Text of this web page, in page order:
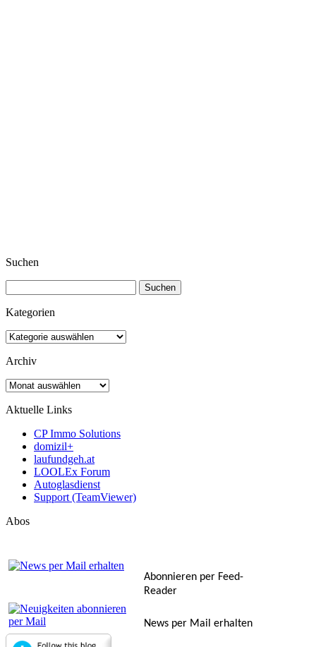
Suchen
nach:
Kategorien
Kategorien
Archiv
Archiv
Aktuelle Links
CP Immo Solutions
domizil+
laufundgeh.at
LOOLEx Forum
Autoglasdienst
Support (TeamViewer)
Abos
Abonnieren per Feed-
Reader
News per Mail erhalten